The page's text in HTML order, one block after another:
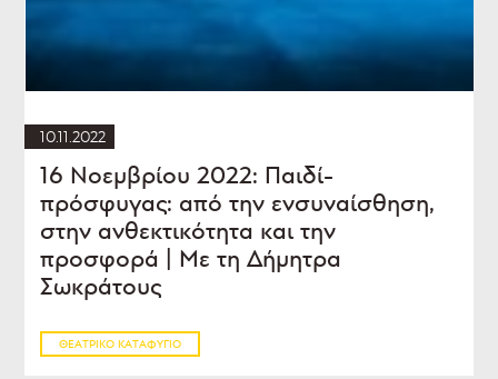
10.11.2022
16 Νοεμβρίου 2022: Παιδί-
πρόσφυγας: από την ενσυναίσθηση,
στην ανθεκτικότητα και την
προσφορά | Με τη Δήμητρα
Σωκράτους
ΘΕΑΤΡΙΚΌ ΚΑΤΑΦΎΓΙΟ